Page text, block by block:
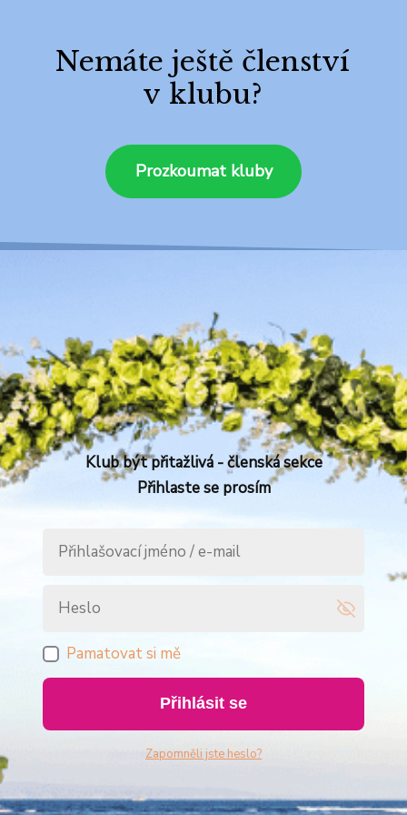
Nemáte ještě členství
v klubu?
Prozkoumat kluby
Klub být přitažlivá - členská sekce
Přihlaste se prosím
Pamatovat si mě
Přihlásit se
Zapomněli jste heslo?